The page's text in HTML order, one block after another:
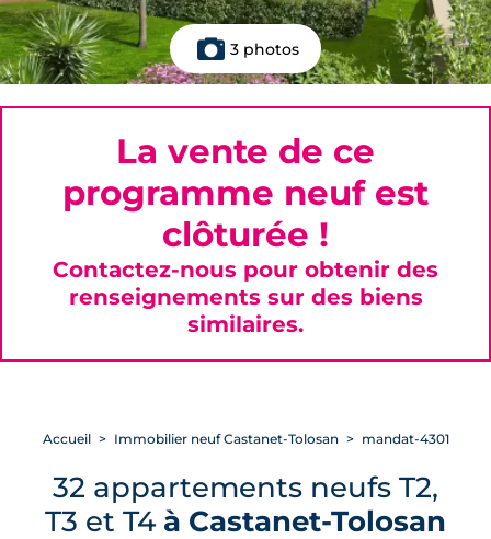
3 photos
Accueil Immobilier neuf Castanet-Tolosan mandat-4301
32 appartements neufs T2,
T3 et T4 à Castanet-Tolosan
La vente de ce
programme neuf est
clôturée !
Contactez-nous pour obtenir des
renseignements sur des biens
similaires.